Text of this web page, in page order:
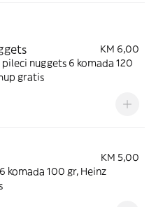
KM 6,00
nuggets 6 komada 120
gratis
KM 5,00
komada 100 gr, Heinz